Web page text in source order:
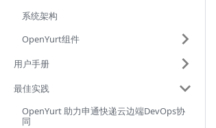
系统架构
OpenYurt组件
用户手册
最佳实践
OpenYurt 助力申通快递云边端DevOps协
同